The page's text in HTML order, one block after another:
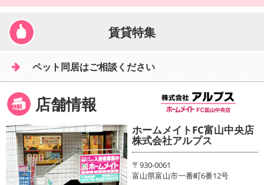
賃貸特集
ペット同居はご相談ください
店舗情報
ホームメイトFC富山中央店
株式会社アルプス
〒930-0061
富山県富山市一番町6番12号